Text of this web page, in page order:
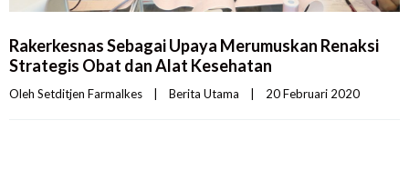
Rakerkesnas Sebagai Upaya Merumuskan Renaksi
Strategis Obat dan Alat Kesehatan
Oleh Setditjen Farmalkes Berita Utama 20 Februari 2020